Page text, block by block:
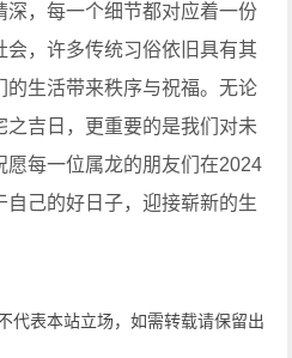
深，每一个细节都对应着一份
会，许多传统习俗依旧具有其
的生活带来秩序与祝福。无论
吉日，更重要的是我们对未
愿每一位属龙的朋友们在2024
己的好日子，迎接崭新的生
代表本站立场，如需转载请保留出